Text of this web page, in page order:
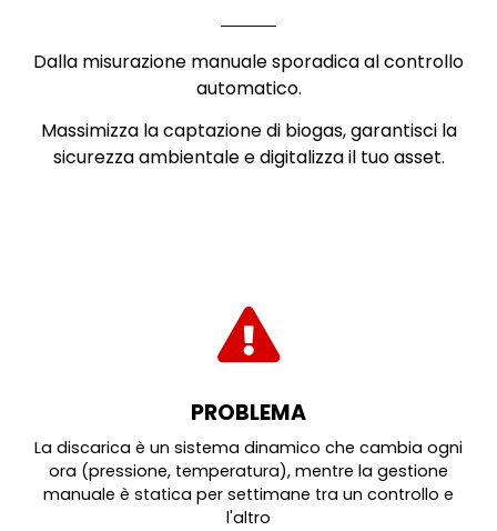
Dalla misurazione manuale sporadica al controllo
automatico.
Massimizza la captazione di biogas, garantisci la
sicurezza ambientale e digitalizza il tuo asset.
PROBLEMA
La discarica è un sistema dinamico che cambia ogni
ora (pressione, temperatura), mentre la gestione
manuale è statica per settimane tra un controllo e
l'altro